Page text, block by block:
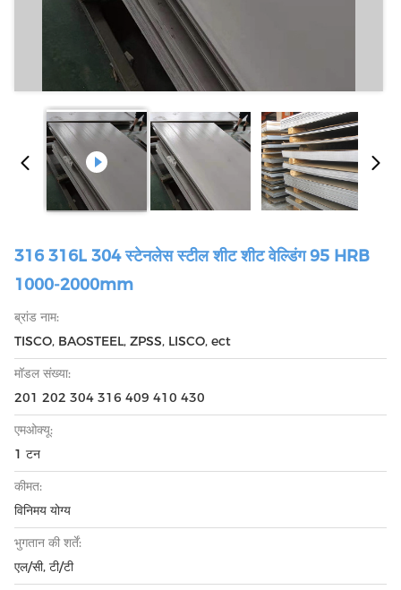
316 316L 304 स्टेनलेस स्टील शीट शीट वेल्डिंग 95 HRB
1000-2000mm
ब्रांड नाम:
TISCO, BAOSTEEL, ZPSS, LISCO, ect
मॉडल संख्या:
201 202 304 316 409 410 430
एमओक्यू:
1 टन
कीमत:
विनिमय योग्य
भुगतान की शर्तें:
एल/सी, टी/टी